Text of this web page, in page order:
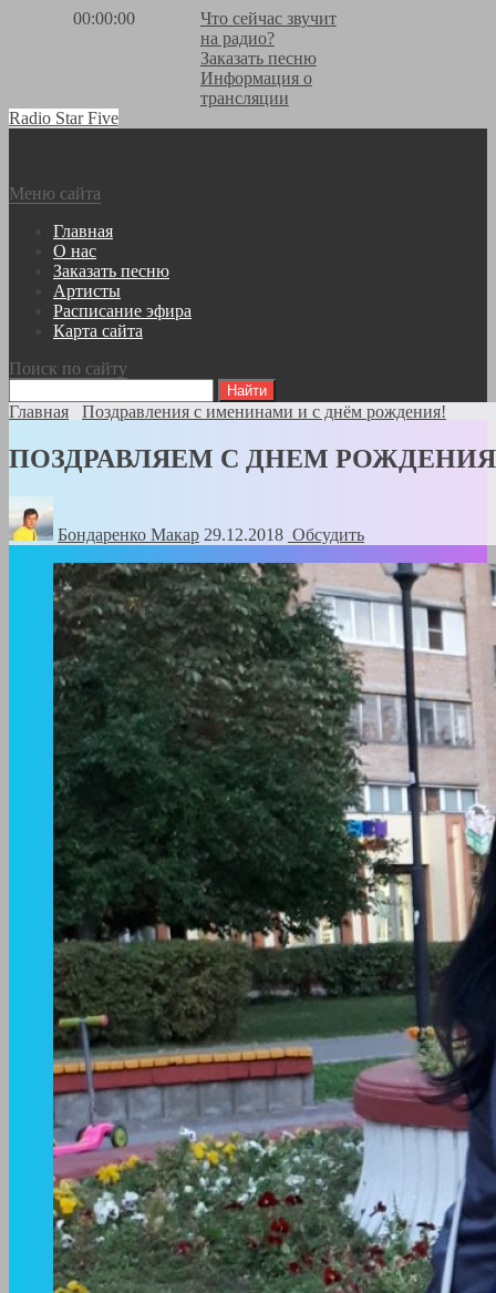
00:00:00
Что сейчас звучит
на радио?
Заказать песню
Информация о
трансляции
Radio Star Five
Меню сайта
Главная
О нас
Заказать песню
Артисты
Расписание эфира
Карта сайта
Поиск по сайту
Главная Поздравления с именинами и с днём рождения!
ПОЗДРАВЛЯЕМ С ДНЕМ РОЖДЕНИЯ
Бондаренко Mакар 29.12.2018 Обсудить